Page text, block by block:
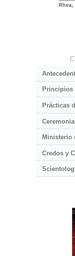
Rhea,
Principios
Prácticas
Ministerio
Credos y